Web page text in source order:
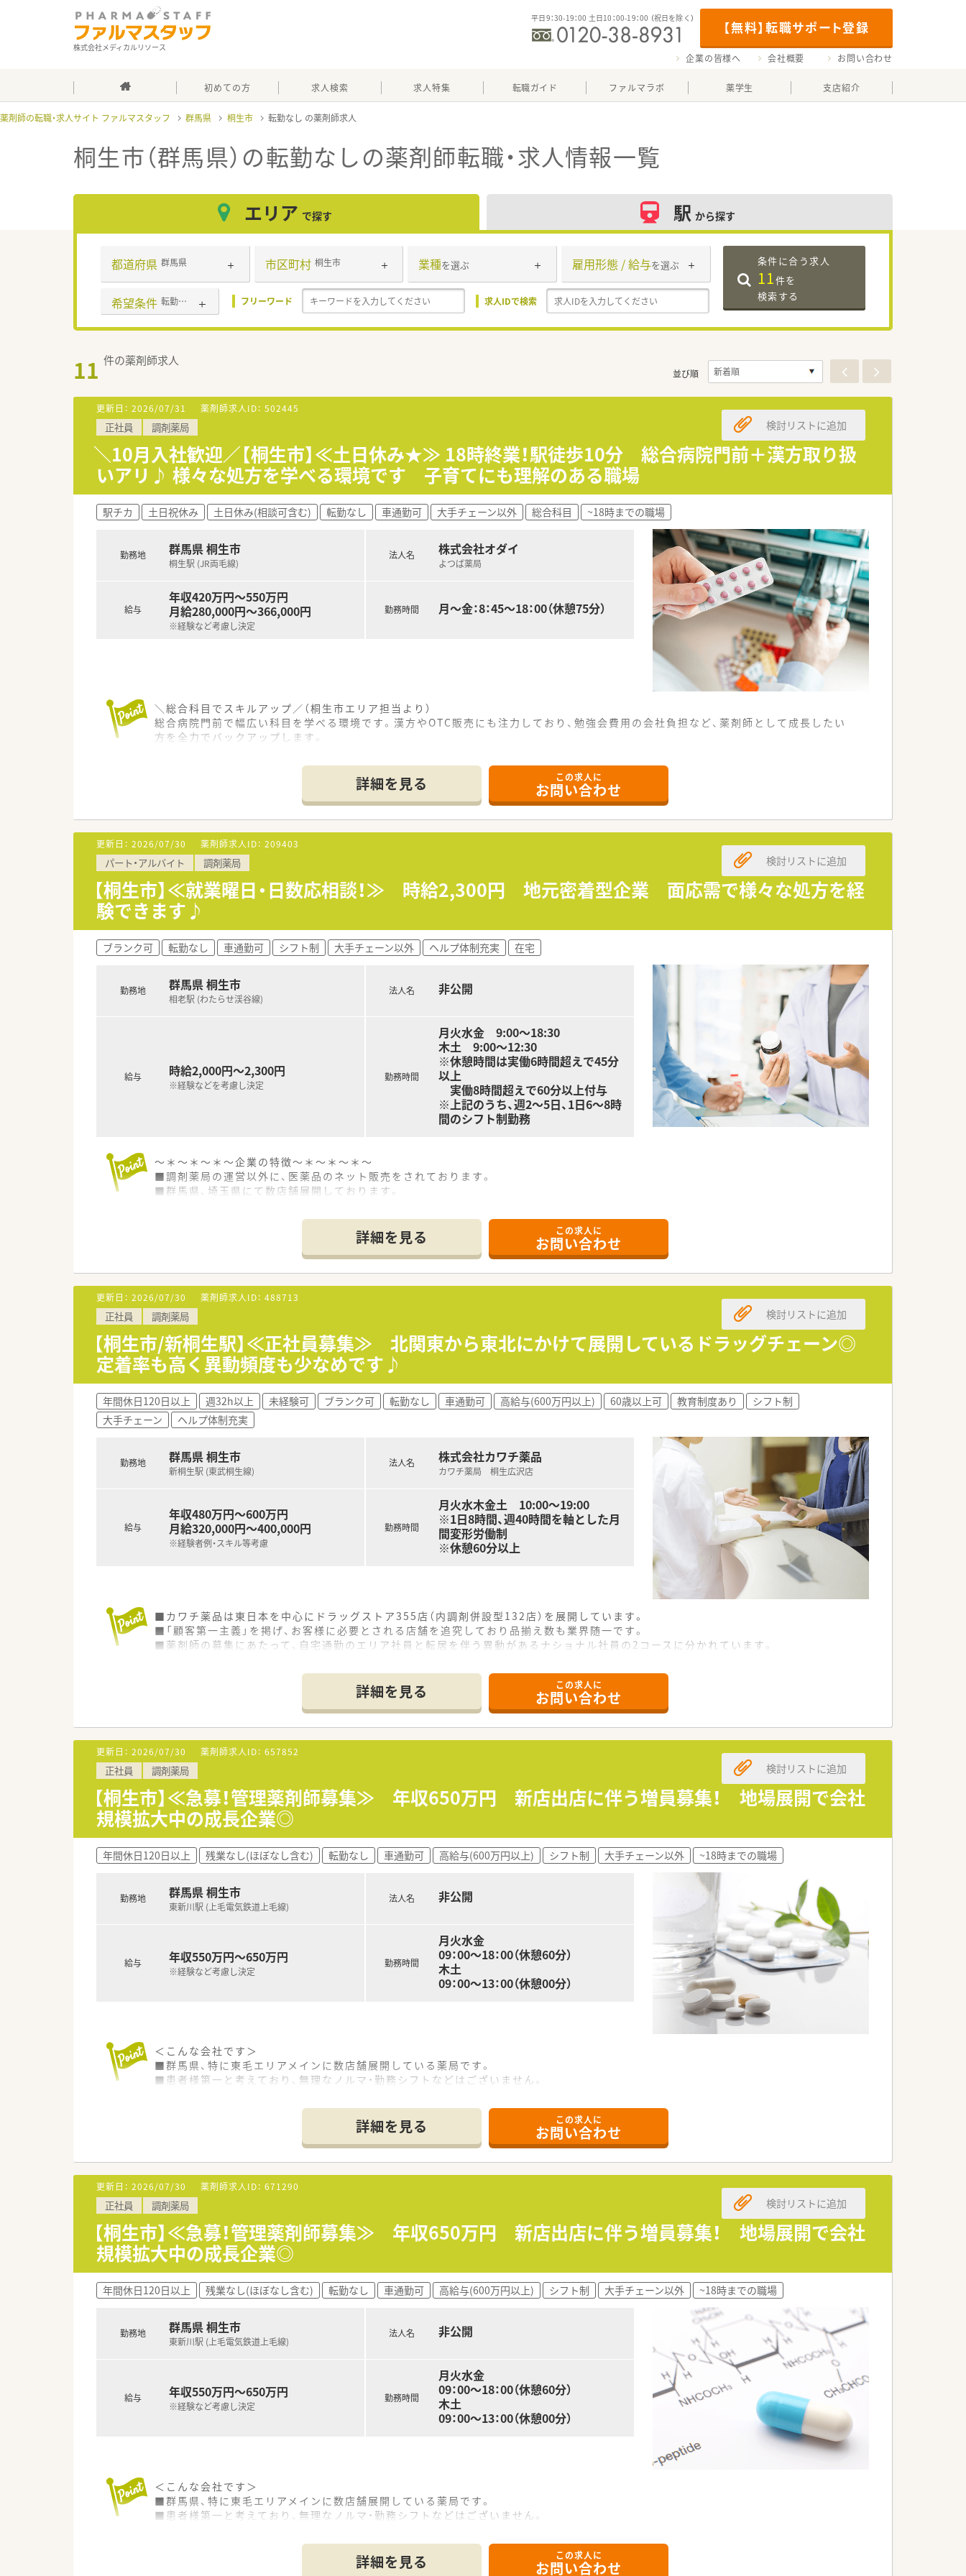
株式会社メディカルリソース
【無料】転職サポート登録
平日9：30-19：00 土日10：00-19：00 （祝日を除く）
企業の皆様へ 会社概要 お問い合わせ
初めての方 求人検索 求人特集 転職ガイド ファルマラボ 薬学生 支店紹介
薬剤師の転職・求人サイト ファルマスタッフ 群馬県 桐生市 転勤なし
桐生市（群馬県）の転勤なしの薬剤師転職・求人情報一覧
エリア で探す 駅 から探す
都道府県 群馬県 市区町村 桐生市 業種を選ぶ 雇用形態 / 給与を選ぶ
希望条件 転勤なし フリーワード 求人IDで検索
条件に合う求人
11件を
検索する
11 件の薬剤師求人
並び順
更新日： 2026/07/31 薬剤師求人ID： 502445
正社員 調剤薬局
＼10月入社歓迎／【桐生市】≪土日休み★≫ 18時終業！駅徒歩10分 総合病院門前＋漢方取り扱
いアリ♪ 様々な処方を学べる環境です 子育てにも理解のある職場
検討リストに追加
駅チカ 土日祝休み 土日休み(相談可含む) 転勤なし 車通勤可 大手チェーン以外 総合科目 ~18時までの職場
勤務地 群馬県 桐生市
桐生駅 (JR両毛線)
給与
年収420万円～550万円
月給280,000円～366,000円
※経験など考慮し決定
法人名 株式会社オダイ
よつば薬局
勤務時間 月～金：8：45～18：00（休憩75分）
＼総合科目でスキルアップ／（桐生市エリア担当より）
総合病院門前で幅広い科目を学べる環境です。漢方やOTC販売にも注力しており、勉強会費用の会社負担など、薬剤師として成長したい
方を全力でバックアップします。
【店舗情報と応需状況について】
■最寄り駅の桐生駅から徒歩10分ほどの場所に位置しており、通勤が非常に便利な調剤薬局です。
■近隣にある総合病院から幅広い科目の処方箋を1日に約55枚ほど応需しているのが特徴です。
■医薬品の採用品目数は約1200品目におよび、内科をメインに多種多様な処方に対応しています。
【募集背景と求める人物像について】
■来年度の地域支援加算の取得を見据えた体制強化を図るため、新しく正社員の増員募集を行います。
■今回の募集では調剤業務の経験がある方を対象としており、即戦力として活躍できる方を求めます。
■平日のフルタイム勤務に加えて土曜日の午前中もシフトに入り、意欲的に貢献できる方が理想です。
【法人特徴について】
■群馬県桐生市において地域密着型の調剤薬局を1店舗運営しており、丁寧な対応を大切にしています。
■大手チェーン薬局と同等の最新機材を積極的に導入することで、日々の業務効率化を図っています。
■居宅や施設への在宅訪問業務にも注力しており、これからの時代に必要とされるスキルが磨けます。
【想定される業務内容】
■お迎えする薬剤師の方には、調剤業務全般をはじめとして監査や服薬指導などを担当いただきます。
■特に漢方薬の取り扱いに力を入れているため、専門知識を活かした丁寧な健康相談が可能です。
詳細を見る この求人に
お問い合わせ
更新日： 2026/07/30 薬剤師求人ID： 209403
パート・アルバイト 調剤薬局
【桐生市】≪就業曜日・日数応相談！≫ 時給2,300円 地元密着型企業 面応需で様々な処方を経
験できます♪
検討リストに追加
ブランク可 転勤なし 車通勤可 シフト制 大手チェーン以外 ヘルプ体制充実 在宅
勤務地 群馬県 桐生市
相老駅 (わたらせ渓谷線)
給与 時給2,000円～2,300円
※経験などを考慮し決定
法人名 非公開
勤務時間
月火水金 9:00～18:30
木土 9:00～12:30
※休憩時間は実働6時間超えで45分
以上
実働8時間超えで60分以上付与
※上記のうち、週2～5日、1日6～8時
間のシフト制勤務
～＊～＊～＊～企業の特徴～＊～＊～＊～
■調剤薬局の運営以外に、医薬品のネット販売をされております。
■群馬県、埼玉県にて数店舗展開しております。
地域に根ざしたかかりるけ薬局への推進に取り組んでおります。
詳細を見る この求人に
お問い合わせ
更新日： 2026/07/30 薬剤師求人ID： 488713
正社員 調剤薬局
【桐生市/新桐生駅】≪正社員募集≫ 北関東から東北にかけて展開しているドラッグチェーン◎
定着率も高く異動頻度も少なめです♪
検討リストに追加
年間休日120日以上 週32h以上 未経験可 ブランク可 転勤なし 車通勤可 高給与(600万円以上) 60歳以上可 教育制度あり
シフト制
大手チェーン
ヘルプ体制充実
勤務地 群馬県 桐生市
新桐生駅 (東武桐生線)
給与
年収480万円～600万円
月給320,000円～400,000円
※経験者例・スキル等考慮
法人名 株式会社カワチ薬品
カワチ薬局 桐生広沢店
勤務時間
月火水木金土 10:00～19:00
※1日8時間、週40時間を軸とした月
間変形労働制
※休憩60分以上
■カワチ薬品は東日本を中心にドラッグストア355店（内調剤併設型132店）を展開しています。
■「顧客第一主義」を掲げ、お客様に必要とされる店舗を追究しており品揃え数も業界随一です。
■薬剤師の募集にあたって、自宅通勤のエリア社員と転居を伴う異動があるナショナル社員の2コースに分かれています。
■調剤併設店舗でのご勤務の場合、薬剤師は調剤投薬業務が中心となります。
■「地域の人々の健康を支えたい」という思いを大事にされている方、ぜひご応募ください。
詳細を見る この求人に
お問い合わせ
更新日： 2026/07/30 薬剤師求人ID： 657852
正社員 調剤薬局
【桐生市】≪急募！管理薬剤師募集≫ 年収650万円 新店出店に伴う増員募集！ 地場展開で会社
規模拡大中の成長企業◎
検討リストに追加
年間休日120日以上 残業なし(ほぼなし含む) 転勤なし 車通勤可 高給与(600万円以上) シフト制 大手チェーン以外 ~18時までの職場
勤務地 群馬県 桐生市
東新川駅 (上毛電気鉄道上毛線)
給与 年収550万円～650万円
※経験など考慮し決定
法人名 非公開
勤務時間
月火水金
09：00～18：00（休憩60分）
木土
09：00～13：00（休憩00分）
＜こんな会社です＞
■群馬県、特に東毛エリアメインに数店舗展開している薬局です。
■患者様第一と考えており、無理なノルマ・勤務シフトなどはございません。
詳細を見る この求人に
お問い合わせ
更新日： 2026/07/30 薬剤師求人ID： 671290
正社員 調剤薬局
【桐生市】≪急募！管理薬剤師募集≫ 年収650万円 新店出店に伴う増員募集！ 地場展開で会社
規模拡大中の成長企業◎
検討リストに追加
年間休日120日以上 残業なし(ほぼなし含む) 転勤なし 車通勤可 高給与(600万円以上) シフト制 大手チェーン以外 ~18時までの職場
勤務地 群馬県 桐生市
東新川駅 (上毛電気鉄道上毛線)
給与 年収550万円～650万円
※経験など考慮し決定
法人名 非公開
勤務時間
月火水金
09：00～18：00（休憩60分）
木土
09：00～13：00（休憩00分）
＜こんな会社です＞
■群馬県、特に東毛エリアメインに数店舗展開している薬局です。
■患者様第一と考えており、無理なノルマ・勤務シフトなどはございません。
詳細を見る この求人に
お問い合わせ